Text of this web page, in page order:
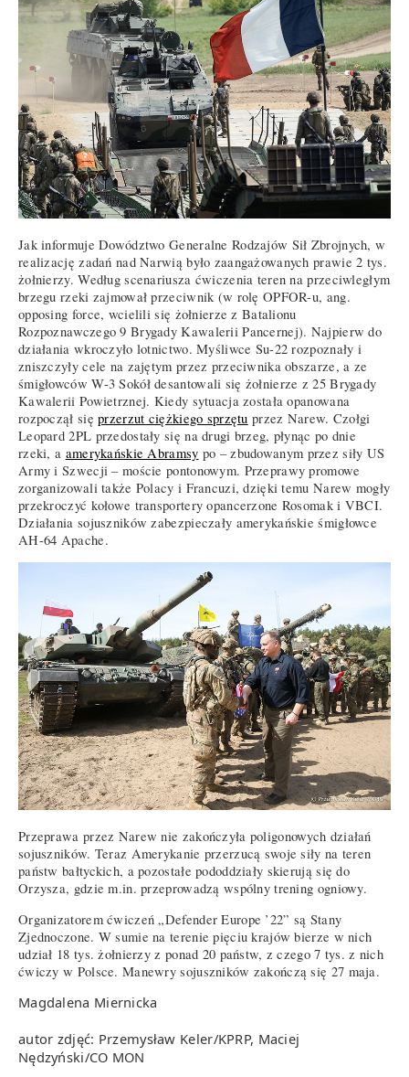
Jak informuje Dowództwo Generalne Rodzajów Sił Zbrojnych, w
realizację zadań nad Narwią było zaangażowanych prawie 2 tys.
żołnierzy. Według scenariusza ćwiczenia teren na przeciwległym
brzegu rzeki zajmował przeciwnik (w rolę OPFOR-u, ang.
opposing force, wcielili się żołnierze z Batalionu
Rozpoznawczego 9 Brygady Kawalerii Pancernej). Najpierw do
działania wkroczyło lotnictwo. Myśliwce Su-22 rozpoznały i
zniszczyły cele na zajętym przez przeciwnika obszarze, a ze
śmigłowców W-3 Sokół desantowali się żołnierze z 25 Brygady
Kawalerii Powietrznej. Kiedy sytuacja została opanowana
rozpoczął sięprzerzut ciężkiego sprzętu przez Narew. Czołgi
Leopard 2PL przedostały się na drugi brzeg, płynąc po dnie
rzeki, a amerykańskie Abramsy po – zbudowanym przez siły US
Army i Szwecji – moście pontonowym. Przeprawy promowe
zorganizowali także Polacy i Francuzi, dzięki temu Narew mogły
przekroczyć kołowe transportery opancerzone Rosomak i VBCI.
Działania sojuszników zabezpieczały amerykańskie śmigłowce
AH-64 Apache.
Przeprawa przez Narew nie zakończyła poligonowych działań
sojuszników. Teraz Amerykanie przerzucą swoje siły na teren
państw bałtyckich, a pozostałe pododdziały skierują się do
Orzysza, gdzie m.in. przeprowadzą wspólny trening ogniowy.
Organizatorem ćwiczeń „Defender Europe ’22” są Stany
Zjednoczone. W sumie na terenie pięciu krajów bierze w nich
udział 18 tys. żołnierzy z ponad 20 państw, z czego 7 tys. z nich
ćwiczy w Polsce. Manewry sojuszników zakończą się 27 maja.
Magdalena Miernicka
autor zdjęć: Przemysław Keler/KPRP, Maciej
Nędzyński/CO MON